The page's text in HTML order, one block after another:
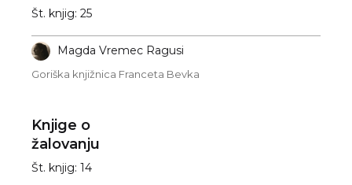
Št. knjig: 25
Magda Vremec Ragusi
Goriška knjižnica Franceta Bevka
Knjige o
žalovanju
Št. knjig: 14